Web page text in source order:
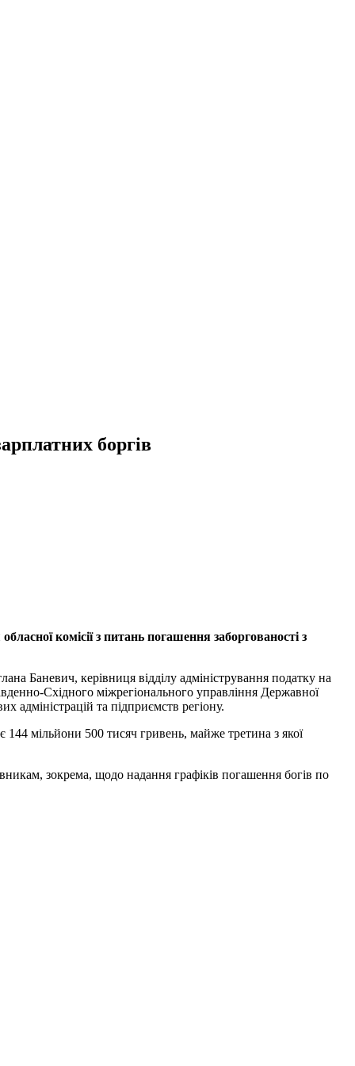
боргів
обласної комісії з питань погашення заборгованості з
Баневич, керівниця відділу адміністрування податку на
Східного міжрегіонального управління Державної
адміністрацій та підприємств регіону.
144 мільйони 500 тисяч гривень, майже третина з якої
зокрема, щодо надання графіків погашення богів по